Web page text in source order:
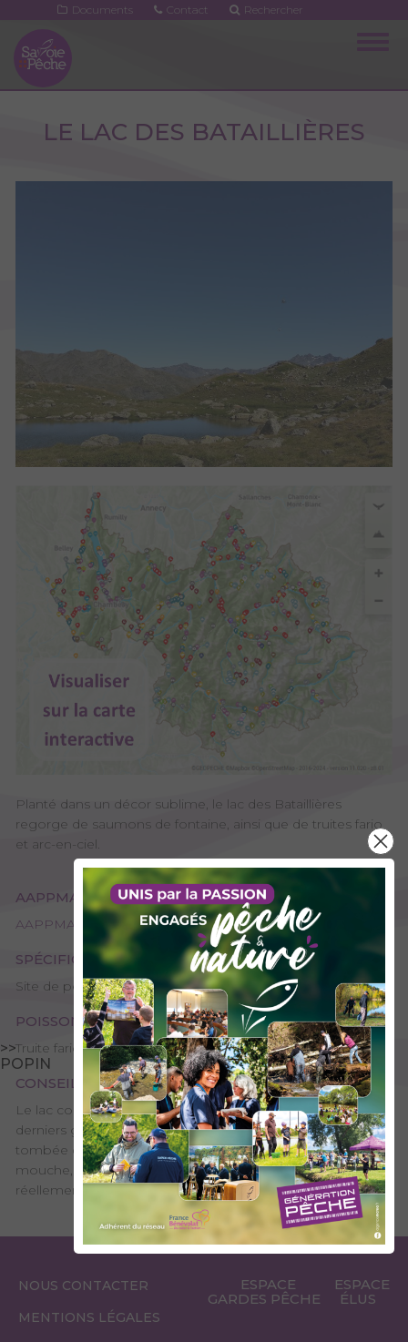
contenu
principal
Documents Contact Rechercher
>>
POPIN
LE LAC DES BATAILLIÈRES
Planté dans un décor sublime, le lac des Bataillières
regorge de saumons de fontaine, ainsi que de truites fario
et arc-en-ciel.
AAPPMA GESTIONNAIRE
AAPPMA de Modane - La Gaule Mauriennaise
SPÉCIFICITÉS
Site de pêche - 1ère catégorie
POISSONS PRÉSENTS
Truite fario, Truite arc-en-ciel, Omble chevalier
CONSEILS DE PÊCHE
Le lac comporte beaucoup de saumons de fontaine ! Ces
derniers gobent surtout en milieu de journée et à la
tombée du soir. C'est un très bon spot pour pêcher à la
mouche, même pour les débutants qui pourront
réellement se faire plaisir.
NOUS CONTACTER
MENTIONS LÉGALES
ESPACE
GARDES PÊCHE
ESPACE
ÉLUS